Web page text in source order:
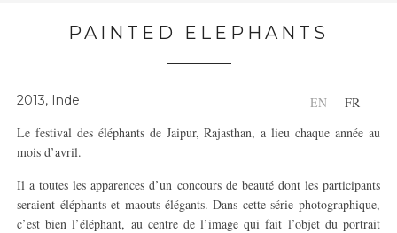
PAINTED ELEPHANTS
EN FR
2013, Inde
Le festival des éléphants de Jaipur, Rajasthan, a lieu chaque année au
mois d’avril.
Il a toutes les apparences d’un concours de beauté dont les participants
seraient éléphants et maouts élégants. Dans cette série photographique,
c’est bien l’éléphant, au centre de l’image qui fait l’objet du portrait